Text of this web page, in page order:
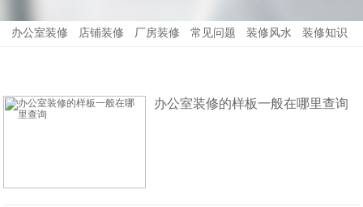
办公室装修 店铺装修 厂房装修 常见问题 装修风水 装修知识
办公室装修的样板一般在哪里查询